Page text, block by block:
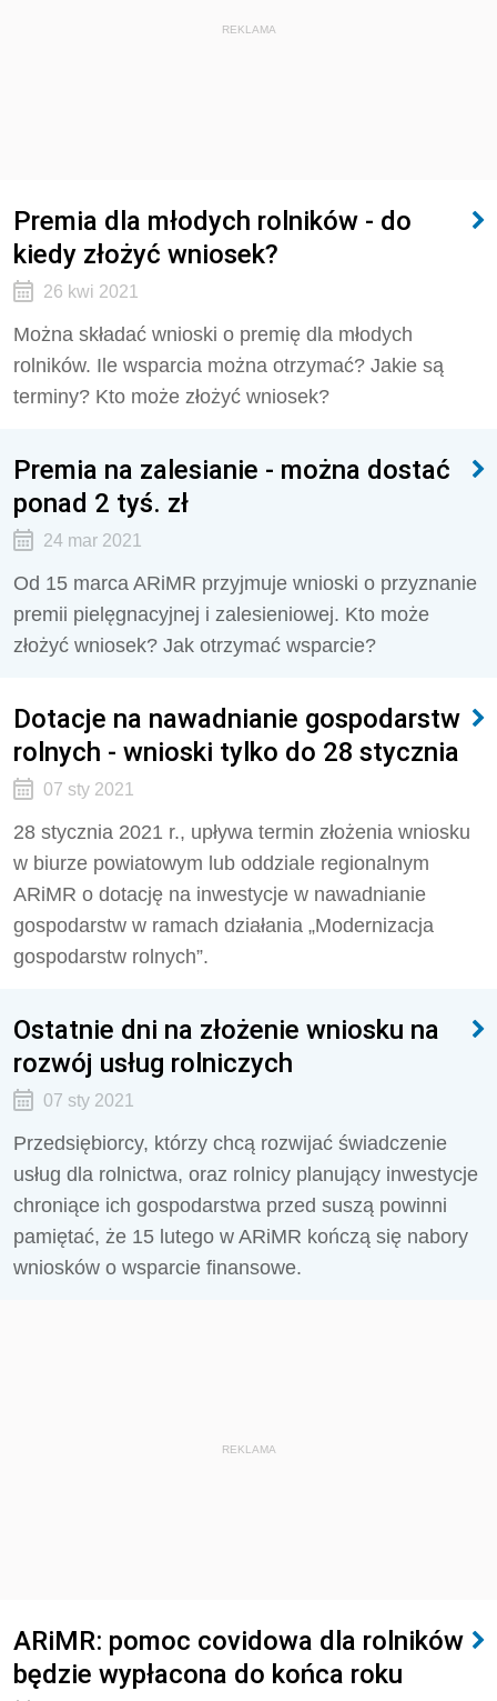
REKLAMA
Premia dla młodych rolników - do
kiedy złożyć wniosek?
26 kwi 2021
Można składać wnioski o premię dla młodych
rolników. Ile wsparcia można otrzymać? Jakie są
terminy? Kto może złożyć wniosek?
Premia na zalesianie - można dostać
ponad 2 tyś. zł
24 mar 2021
Od 15 marca ARiMR przyjmuje wnioski o przyznanie
premii pielęgnacyjnej i zalesieniowej. Kto może
złożyć wniosek? Jak otrzymać wsparcie?
Dotacje na nawadnianie gospodarstw
rolnych - wnioski tylko do 28 stycznia
07 sty 2021
28 stycznia 2021 r., upływa termin złożenia wniosku
w biurze powiatowym lub oddziale regionalnym
ARiMR o dotację na inwestycje w nawadnianie
gospodarstw w ramach działania „Modernizacja
gospodarstw rolnych”.
Ostatnie dni na złożenie wniosku na
rozwój usług rolniczych
07 sty 2021
Przedsiębiorcy, którzy chcą rozwijać świadczenie
usług dla rolnictwa, oraz rolnicy planujący inwestycje
chroniące ich gospodarstwa przed suszą powinni
pamiętać, że 15 lutego w ARiMR kończą się nabory
wniosków o wsparcie finansowe.
REKLAMA
ARiMR: pomoc covidowa dla rolników
będzie wypłacona do końca roku